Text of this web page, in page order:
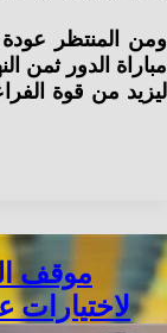
ومن المنتظر
مباراة الدور ثمن
ليزيد من قوة
موقف
لاختيارات